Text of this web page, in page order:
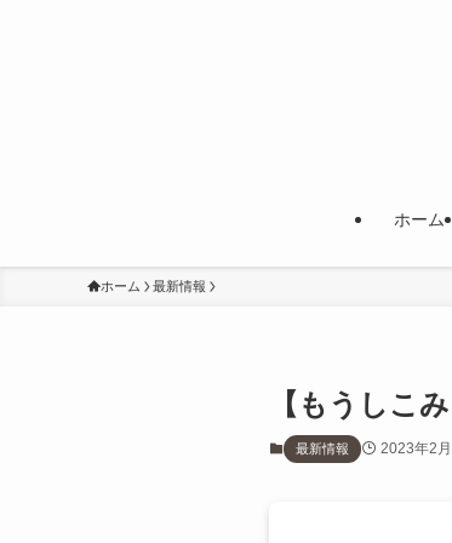
ホーム
ホーム 最新情報
【もうし
最新情報 2023年2